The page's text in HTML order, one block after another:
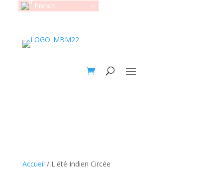
Accueil / L'été Indien Circée
French